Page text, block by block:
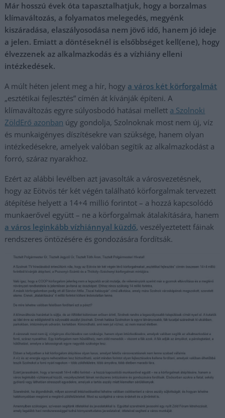
Már hosszú évek óta tapasztalhatjuk, hogy a borzalmas
klímaváltozás, a folyamatos melegedés, megyénk
kiszáradása, elaszályosodása nem jövő idő, hanem jó ideje
a jelen. Emiatt a döntéseknél is elsőbbséget kell(ene), hogy
élvezzenek az alkalmazkodás és a vízhiány elleni
intézkedések.
A múlt héten jelent meg a hír, hogy a város két körforgalmát
„esztétikai fejlesztés” címén át kívánják építeni. A
klímaváltozás egyre súlyosbodó hatásai mellett a Szolnoki
ZöldErő azonban úgy gondolja, Szolnoknak most nem új, víz
és munkaigényes díszítésekre van szüksége, hanem olyan
intézkedésekre, amelyek valóban segítik az alkalmazkodást a
forró, száraz nyarakhoz.
Ezért az alábbi levélben azt javasolták a városvezetésnek,
hogy az Eötvös tér két végén található körforgalmak tervezett
átépítése helyett a 14+4 millió forintot – a hozzá kapcsolódó
munkaerővel együtt – ne a körforgalmak átalakítására, hanem
a város leginkább vízhiánnyal küzdő, veszélyeztetett fáinak
rendszeres öntözésére és gondozására fordítsák.